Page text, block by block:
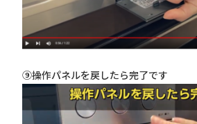
⑨操作パネルを戻したら完了です